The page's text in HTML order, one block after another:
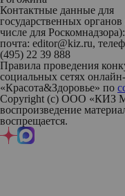
Контактные данные для
государственных
числе для
почта: editor@kiz.ru,
(495) 22 39 888
Правила проведения
социальных сетях
«Красота&Здоровье» по
Copyright (с) ООО «КИЗ
воспроизведение
воспрещается.